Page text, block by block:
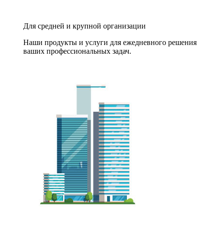
Для средней и крупной организации
Наши продукты и услуги для ежедневного решения
ваших профессиональных задач.